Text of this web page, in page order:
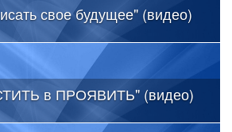
свое будущее" (видео)
в ПРОЯВИТЬ" (видео)